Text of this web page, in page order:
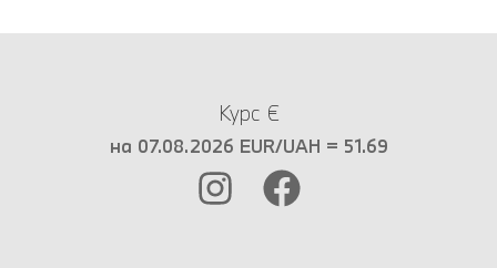
Курс €
на 07.08.2026 EUR/UAH = 51.69